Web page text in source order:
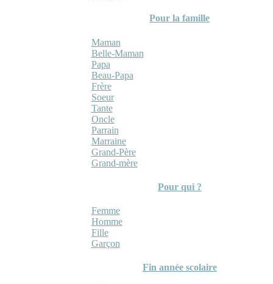
Pour la famille
Maman
Belle-Maman
Papa
Beau-Papa
Frère
Soeur
Tante
Oncle
Parrain
Marraine
Grand-Père
Grand-mère
Pour qui ?
Femme
Homme
Fille
Garçon
Fin année scolaire